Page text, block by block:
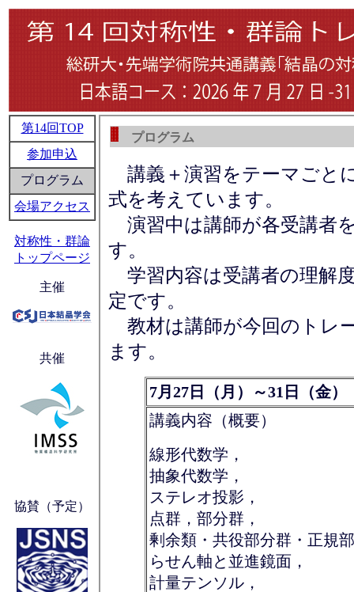
第14回TOP
参加申込
プログラム
会場アクセス
対称性・群論
トップページ
主催
共催
協賛（予定）
プログラム
講義＋演習をテーマごと
式を考えています。
演習中は講師が各受講者
す。
学習内容は受講者の理解
定です。
教材は講師が今回のトレ
ます。
7月27日（月）～31日（金
講義内容（概要）
線形代数学，
抽象代数学，
ステレオ投影，
点群，部分群，
剰余類・共役部分群・正規
らせん軸と並進鏡面，
計量テンソル，